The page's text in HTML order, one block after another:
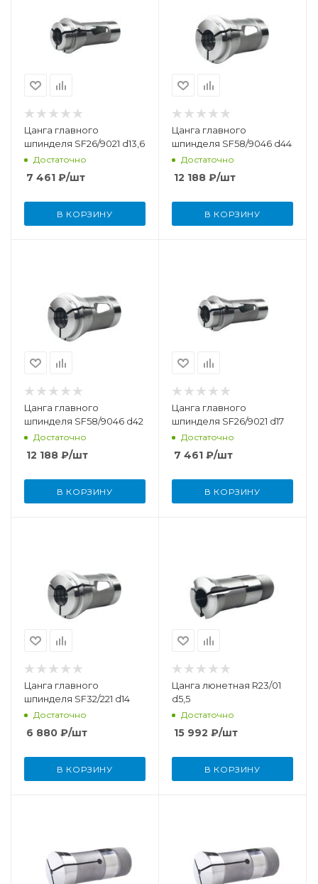
Цанга главного
шпинделя SF26/9021 d13,6
Достаточно
7 461 ₽/шт
В КОРЗИНУ
Цанга главного
шпинделя SF58/9046 d44
Достаточно
12 188 ₽/шт
В КОРЗИНУ
Цанга главного
шпинделя SF58/9046 d42
Достаточно
12 188 ₽/шт
В КОРЗИНУ
Цанга главного
шпинделя SF26/9021 d17
Достаточно
7 461 ₽/шт
В КОРЗИНУ
Цанга главного
шпинделя SF32/221 d14
Достаточно
6 880 ₽/шт
В КОРЗИНУ
Цанга люнетная R23/01
d5,5
Достаточно
15 992 ₽/шт
В КОРЗИНУ